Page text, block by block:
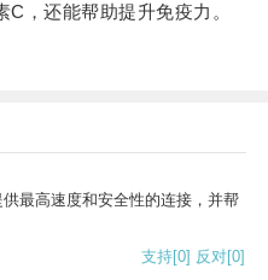
还能帮助提升免疫力。
最高速度和安全性的连接，并帮
支持[0] 反对[0]